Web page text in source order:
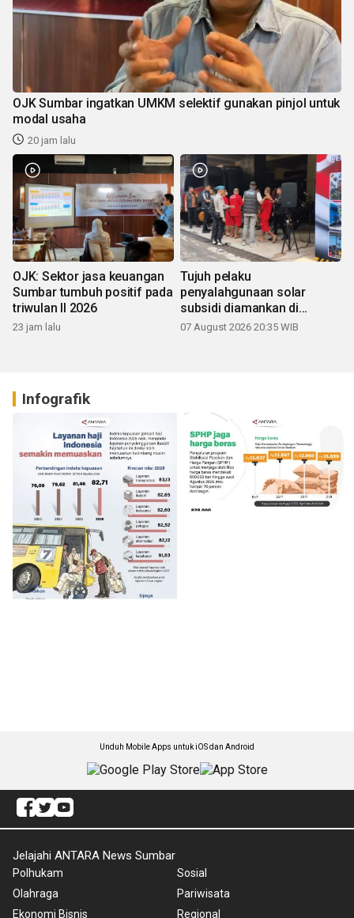
OJK Sumbar ingatkan UMKM selektif gunakan pinjol untuk
modal usaha
20 jam lalu
OJK: Sektor jasa keuangan
Sumbar tumbuh positif pada
triwulan II 2026
23 jam lalu
Tujuh pelaku
penyalahgunaan solar
subsidi diamankan di
Sumbar
07 August 2026 20:35 WIB
Infografik
Unduh Mobile Apps untuk iOS dan Android
Jelajahi ANTARA News Sumbar
Polhukam
Olahraga
Ekonomi Bisnis
Sosial
Pariwisata
Regional